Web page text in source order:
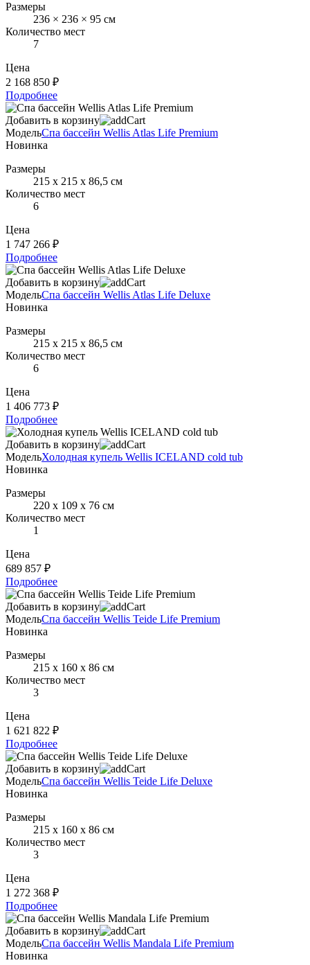
Размеры
236 × 236 × 95 см
Количество мест
7
Цена
2 168 850 ₽
Подробнее
Добавить в корзину
МодельСпа бассейн Wellis Atlas Life Premium
Новинка
Размеры
215 х 215 х 86,5 см
Количество мест
6
Цена
1 747 266 ₽
Подробнее
Добавить в корзину
МодельСпа бассейн Wellis Atlas Life Deluxe
Новинка
Размеры
215 х 215 х 86,5 см
Количество мест
6
Цена
1 406 773 ₽
Подробнее
Добавить в корзину
МодельХолодная купель Wellis ICELAND cold tub
Новинка
Размеры
220 х 109 х 76 см
Количество мест
1
Цена
689 857 ₽
Подробнее
Добавить в корзину
МодельСпа бассейн Wellis Teide Life Premium
Новинка
Размеры
215 х 160 х 86 см
Количество мест
3
Цена
1 621 822 ₽
Подробнее
Добавить в корзину
МодельСпа бассейн Wellis Teide Life Deluxe
Новинка
Размеры
215 х 160 х 86 см
Количество мест
3
Цена
1 272 368 ₽
Подробнее
Добавить в корзину
МодельСпа бассейн Wellis Mandala Life Premium
Новинка